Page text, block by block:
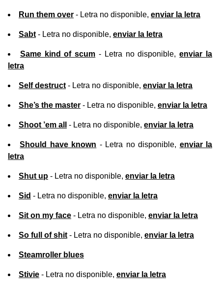
Run them over - Letra no disponible, enviar la letra
Sabt - Letra no disponible, enviar la letra
Same kind of scum - Letra no disponible,enviar la
letra
Self destruct - Letra no disponible, enviar la letra
She’s the master - Letra no disponible, enviar la letra
Shoot ’em all - Letra no disponible, enviar la letra
Should have known - Letra no disponible, enviar la
letra
Shut up - Letra no disponible, enviar la letra
Sid - Letra no disponible, enviar la letra
Sit on my face - Letra no disponible, enviar la letra
So full of shit - Letra no disponible, enviar la letra
Steamroller blues
Stivie - Letra no disponible, enviar la letra